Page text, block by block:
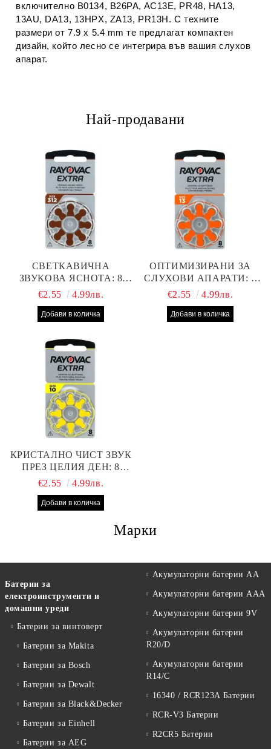
включително B0134, B26PA, AC13E, PR48, HA13,
13AU, DA13, 13HPX, ZA13, PR13H. С техните
размери от 7.9 x 5.4 mm те предлагат компактен
дизайн, който лесно се интегрира във вашия слухов
апарат.
Най-продавани
СВЕТКАВИЧНА
ЗВУКОВА ЯСНОТА: 8
БРОЯ RAYOVAC EXTRA
СЛУХОВ АПАРАТ С
€2.55 4.99лв.
ОПТИМИЗИРАНИ ЗА
СЛУХОВИ АПАРАТИ: 8
БРОЯ RAYOVAC EXTRA
ПРОИЗВОДИТЕЛНОСТ
€2.55 4.99лв.
КРИСТАЛНО ЧИСТ ЗВУК
ПРЕЗ ЦЕЛИЯ ДЕН: 8
БРОЯ RAYOVAC EXTRA
АПАРАТ
€2.55 4.99лв.
Марки
Батерии за
електроинструменти и
домашни уреди
Батерии за винтоверт
Батерии за Makita
Батерии за Bosch
Батерии за Dewalt
Батерии за Black&Decker
Батерии за Einhell
Батерии за AEG
Акумулаторни батерии АА
Акумулаторни батерии AAA
Акумулаторни батерии 9V
Акумулаторни батерии
R20/D
Акумулаторни батерии
R14/C
16340 / RCR123A Батерии
RCR-V3 Батерии
R2CR5 Батерии